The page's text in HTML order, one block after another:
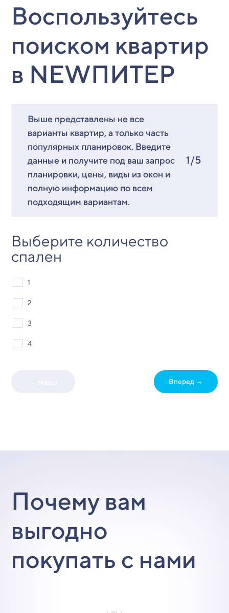
Воспользуйтесь
поиском квартир
в NEWПИТЕР
Выше представлены не все
варианты квартир, а только часть
популярных планировок. Введите
данные и получите под ваш запрос
планировки, цены, виды из окон и
полную информацию по всем
подходящим вариантам.
1/5
Выберите количество
спален
1
2
3
4
Вперед →
Почему вам
выгодно
покупать с нами